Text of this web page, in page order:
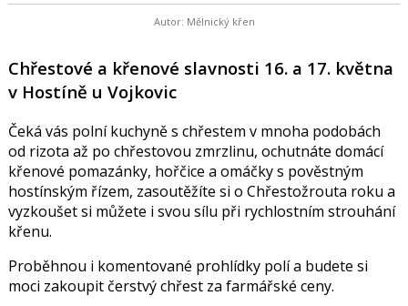
Autor: Mělnický křen
Chřestové a křenové slavnosti 16. a 17. května
v Hostíně u Vojkovic
Čeká vás polní kuchyně s chřestem v mnoha podobách
od rizota až po chřestovou zmrzlinu, ochutnáte domácí
křenové pomazánky, hořčice a omáčky s pověstným
hostínským řízem, zasoutěžíte si o Chřestožrouta roku a
vyzkoušet si můžete i svou sílu při rychlostním strouhání
křenu.
Proběhnou i komentované prohlídky polí a budete si
moci zakoupit čerstvý chřest za farmářské ceny.